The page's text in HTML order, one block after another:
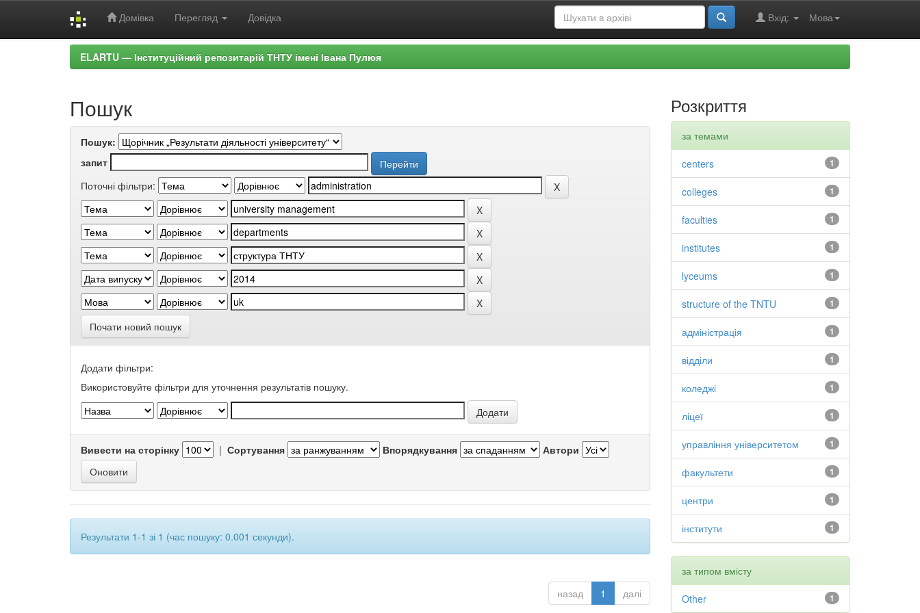
Домівка Перегляд Довідка Мова
Вхід:
ELARTU — Інституційний репозитарій ТНТУ імені Івана Пулюя
Пошук
Пошук:
запит
Поточні фільтри:
Почати новий пошук
Додати фільтри:
Використовуйте фільтри для уточнення результатів пошуку.
Вивести на сторінку | Сортування Впорядкування Автори
Результати 1-1 зі 1 (час пошуку: 0.001 секунди).
назад 1 далі
Розкриття
за темами
1
centers
1
colleges
1
faculties
1
institutes
1
lyceums
1
structure of the TNTU
1
адміністрація
1
відділи
1
коледжі
1
ліцеї
1
управління університетом
1
факультети
1
центри
1
інститути
за типом вмісту
1
Other